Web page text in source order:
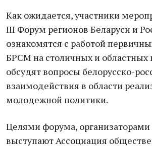
Как ожидается, участники
III Форум регионов Беларуси и
ознакомятся с работой
БРСМ на столичных и областных
обсудят вопросы белорусско-
взаимодействия в области
молодежной политики.
Целями форума, организаторами
выступают Ассоциация